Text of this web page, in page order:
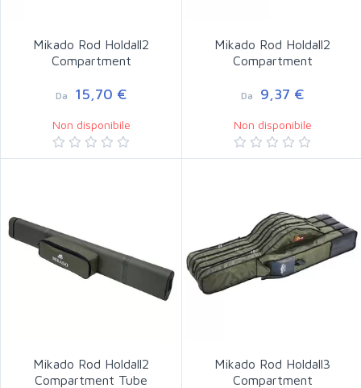
Mikado Rod Holdall2
Compartment
Da 15,70 €
Non disponibile
Mikado Rod Holdall2
Compartment
Da 9,37 €
Non disponibile
Mikado Rod Holdall2
Compartment Tube
Mikado Rod Holdall3
Compartment